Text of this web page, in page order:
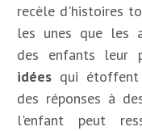
recèle d'histoires
les unes que les
des enfants leur
idées qui étoffent
des réponses à
l'enfant peut